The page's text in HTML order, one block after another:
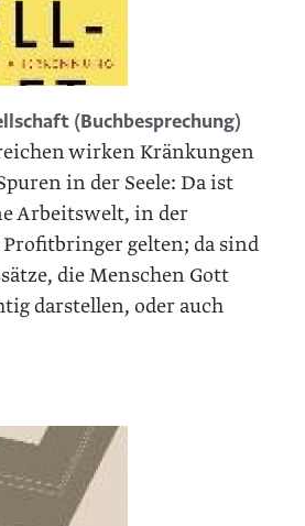
(Buchbesprechung)
wirken Kränkungen
in der Seele: Da ist
Arbeitswelt, in der
gelten; da sind
die Menschen Gott
darstellen, oder auch